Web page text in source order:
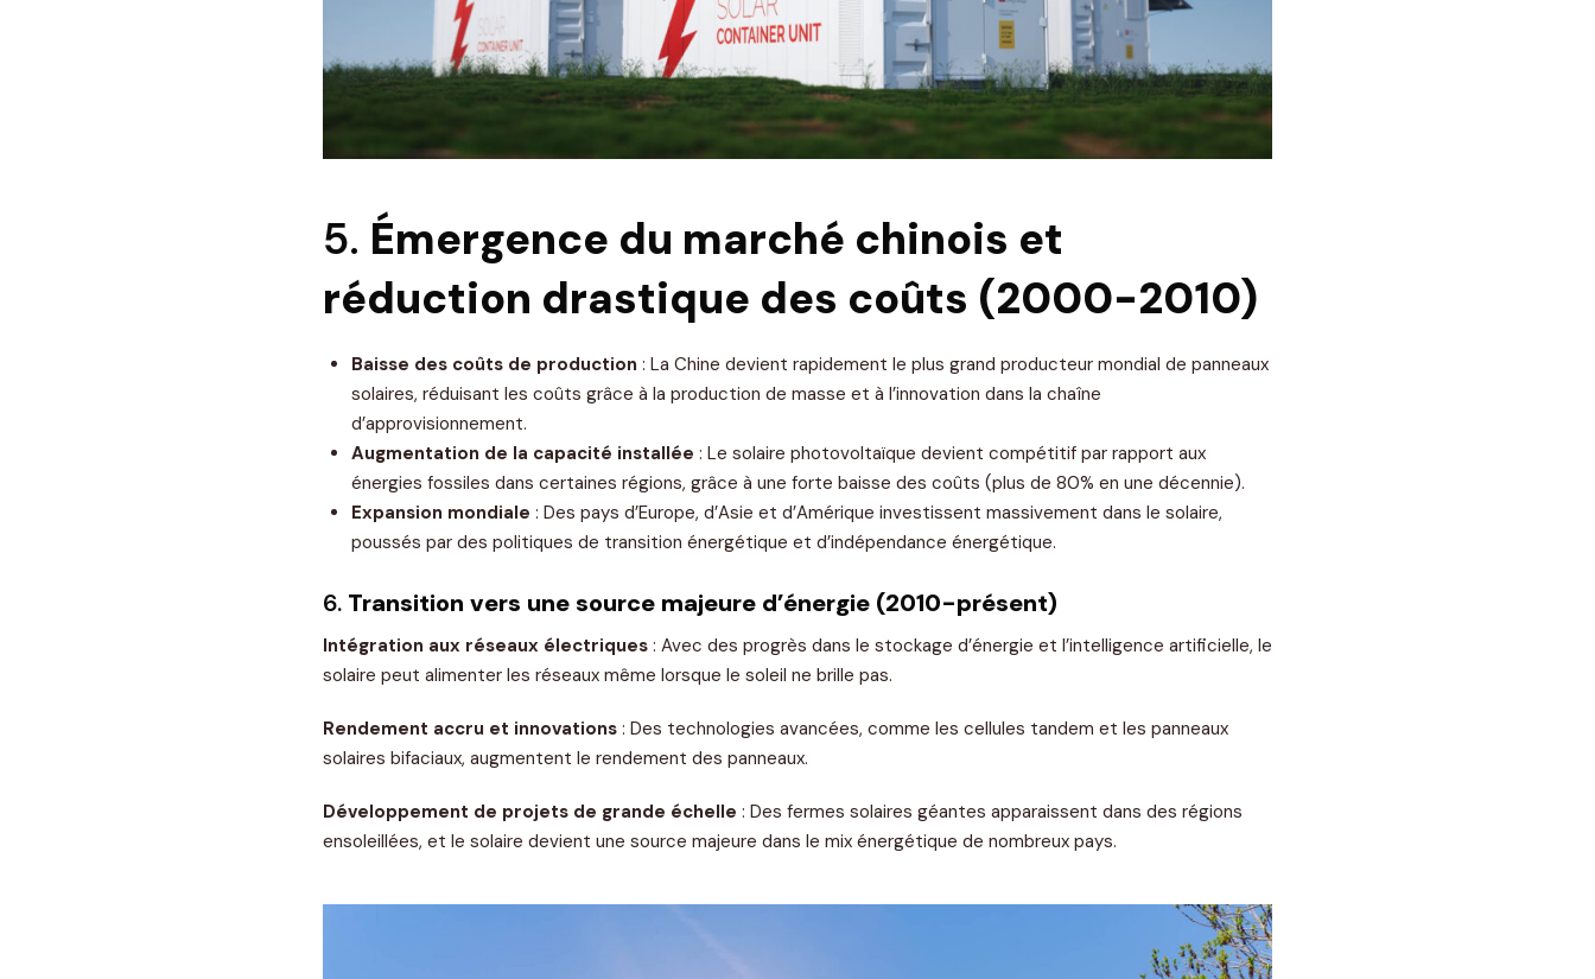
5. Émergence du marché chinois et
réduction drastique des coûts (2000-2010)
Baisse des coûts de production : La Chine devient rapidement le plus grand producteur mondial de panneaux
solaires, réduisant les coûts grâce à la production de masse et à l’innovation dans la chaîne
d’approvisionnement.
Augmentation de la capacité installée : Le solaire photovoltaïque devient compétitif par rapport aux
énergies fossiles dans certaines régions, grâce à une forte baisse des coûts (plus de 80% en une décennie).
Expansion mondiale : Des pays d’Europe, d’Asie et d’Amérique investissent massivement dans le solaire,
poussés par des politiques de transition énergétique et d’indépendance énergétique.
6. Transition vers une source majeure d’énergie (2010-présent)
Intégration aux réseaux électriques : Avec des progrès dans le stockage d’énergie et l’intelligence artificielle, le
solaire peut alimenter les réseaux même lorsque le soleil ne brille pas.
Rendement accru et innovations : Des technologies avancées, comme les cellules tandem et les panneaux
solaires bifaciaux, augmentent le rendement des panneaux.
Développement de projets de grande échelle : Des fermes solaires géantes apparaissent dans des régions
ensoleillées, et le solaire devient une source majeure dans le mix énergétique de nombreux pays.